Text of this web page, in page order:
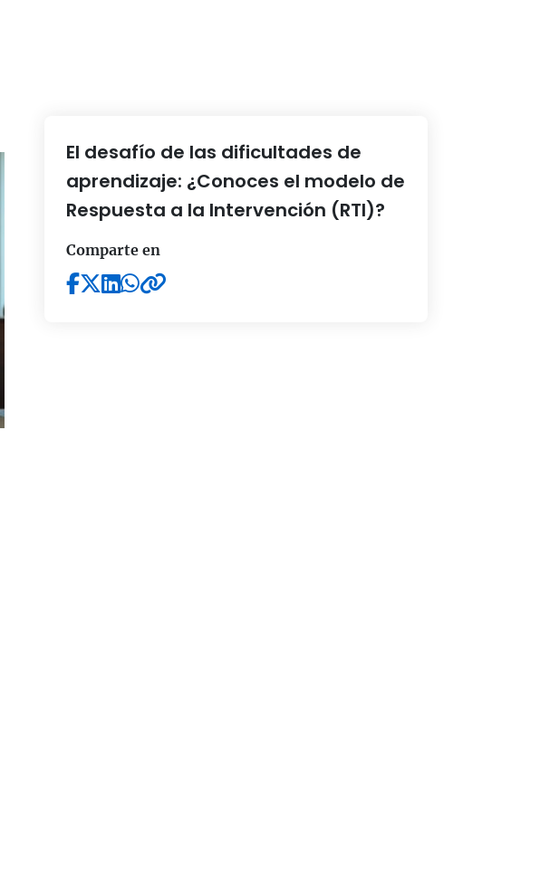
El desafío de las dificultades de
aprendizaje: ¿Conoces el modelo de
Respuesta a la Intervención (RTI)?
Comparte en